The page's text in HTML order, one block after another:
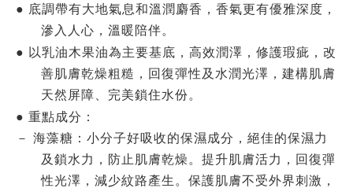
● 底調帶有大地氣息和溫潤麝香，香氣更有優雅深度，
滲入人心，溫暖陪伴。
● 以乳油木果油為主要基底，高效潤澤，修護瑕疵，改
善肌膚乾燥粗糙，回復彈性及水潤光澤，建構肌膚
天然屏障、完美鎖住水份。
● 重點成分：
－ 海藻糖：小分子好吸收的保濕成分，絕佳的保濕力
及鎖水力，防止肌膚乾燥。提升肌膚活力，回復彈
性光澤，減少紋路產生。保護肌膚不受外界刺激，